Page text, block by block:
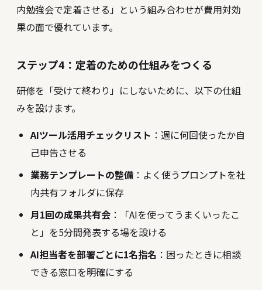
内勉強会で定着させる」という組み合わせが費用対効
果の面で優れています。
ステップ4：定着のための仕組みをつくる
研修を「受けて終わり」にしないために、以下の仕組
みを設けます。
AIツール活用チェックリスト ：週に何回使ったか自
己申告させる
業務テンプレートの整備 ：よく使うプロンプトを社
内共有フォルダに保存
月1回の成果共有会 ：「AIを使ってうまくいったこ
と」を5分間発表する場を設ける
AI担当者を部署ごとに1名指名 ：困ったときに相談
できる窓口を明確にする